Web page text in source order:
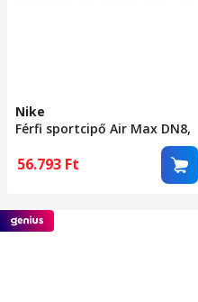
Nike
Férfi sportcipő Air Max DN8,
fekete, textil anyag, Air MAX
rendszer, 44.5 EU
56.793 Ft